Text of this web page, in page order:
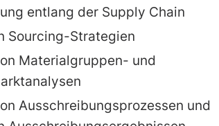
entlang der Supply Chain
Sourcing-Strategien
Materialgruppen- und
Ausschreibungsprozessen und